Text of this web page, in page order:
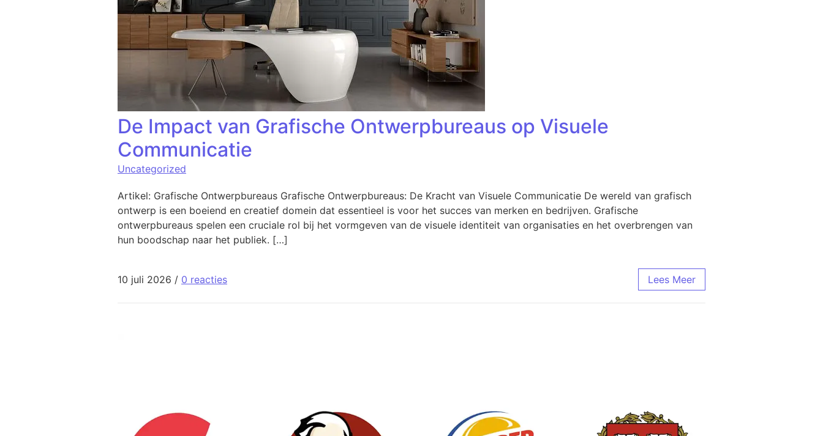
De Impact van Grafische Ontwerpbureaus op Visuele
Communicatie
Uncategorized
Artikel: Grafische Ontwerpbureaus Grafische Ontwerpbureaus: De Kracht van Visuele Communicatie De wereld van grafisch
ontwerp is een boeiend en creatief domein dat essentieel is voor het succes van merken en bedrijven. Grafische
ontwerpbureaus spelen een cruciale rol bij het vormgeven van de visuele identiteit van organisaties en het overbrengen van
hun boodschap naar het publiek. […]
10 juli 2026 / 0 reacties Lees Meer